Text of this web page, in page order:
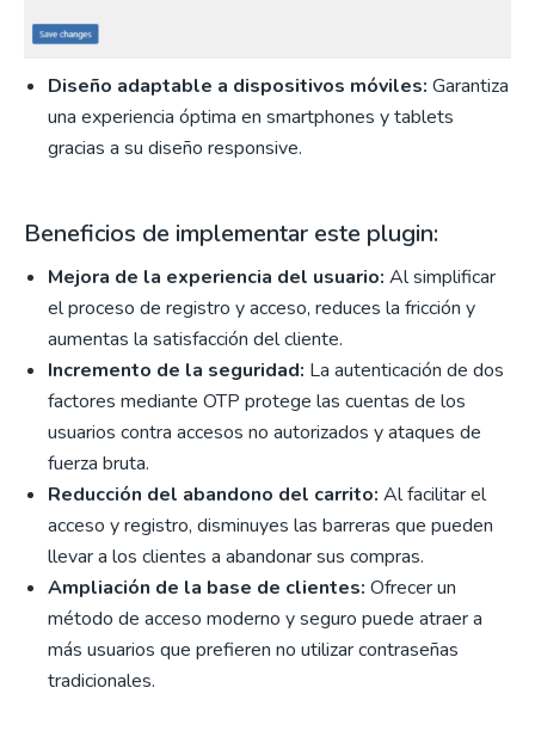
Diseño adaptable a dispositivos móviles: Garantiza
una experiencia óptima en smartphones y tablets
gracias a su diseño responsive.
Beneficios de implementar este plugin:
Mejora de la experiencia del usuario: Al simplificar
el proceso de registro y acceso, reduces la fricción y
aumentas la satisfacción del cliente.
Incremento de la seguridad: La autenticación de dos
factores mediante OTP protege las cuentas de los
usuarios contra accesos no autorizados y ataques de
fuerza bruta.
Reducción del abandono del carrito: Al facilitar el
acceso y registro, disminuyes las barreras que pueden
llevar a los clientes a abandonar sus compras.
Ampliación de la base de clientes: Ofrecer un
método de acceso moderno y seguro puede atraer a
más usuarios que prefieren no utilizar contraseñas
tradicionales.